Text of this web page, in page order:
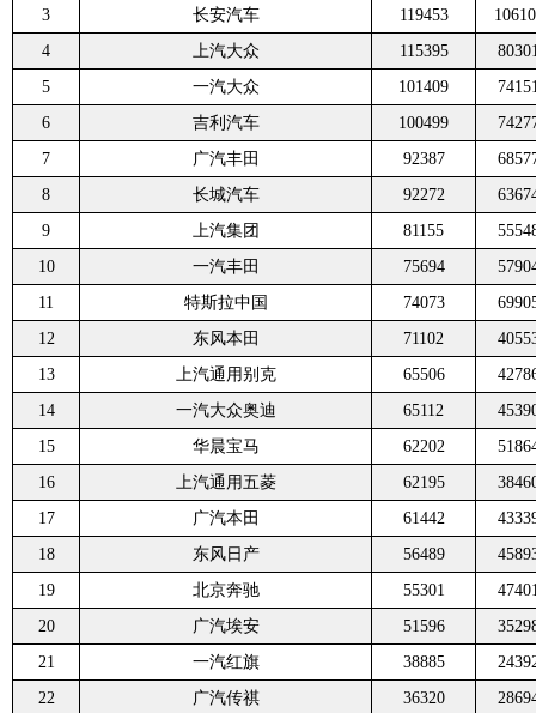
3
长安汽车 119453
4
上汽大众 115395
5
一汽大众 101409
6
吉利汽车 100499
7
广汽丰田 92387
8
长城汽车 92272
9
上汽集团 81155
10
一汽丰田 75694
11
特斯拉中国 74073
12
东风本田 71102
13
上汽通用别克 65506
14
一汽大众奥迪 65112
15
华晨宝马 62202
16
上汽通用五菱 62195
17
广汽本田 61442
18
东风日产 56489
19
北京奔驰 55301
20
广汽埃安 51596
21
一汽红旗 38885
22
广汽传祺 36320